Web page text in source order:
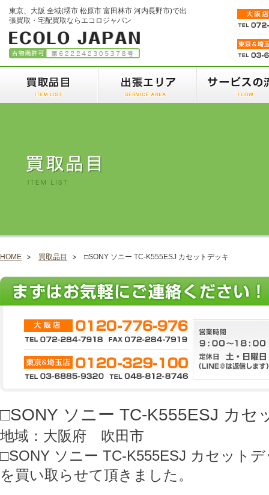
東京、大阪 全域(堺市 松原市 富田林市 河内長野市)で出
張買取・宅配買取ならエコロジャパン
HOME 買取品目 □SONY ソニー TC-K555ESJ カセットデッキ
□SONY ソニー TC-K555ESJ カセ
地域：大阪府 吹田市
□SONY ソニー TC-K555ESJ カセット
を買い取らせて頂きました。